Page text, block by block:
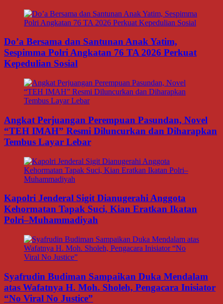
Do’a Bersama dan Santunan Anak Yatim,
Sespimma Polri Angkatan 76 TA 2026 Perkuat
Kepedulian Sosial
Angkat Perjuangan Perempuan Pasundan, Novel
“TEH IMAH” Resmi Diluncurkan dan Diharapkan
Tembus Layar Lebar
Kapolri Jenderal Sigit Dianugerahi Anggota
Kehormatan Tapak Suci, Kian Eratkan Ikatan
Polri–Muhammadiyah
Syafrudin Budiman Sampaikan Duka Mendalam
atas Wafatnya H. Moh. Sholeh, Pengacara Inisiator
“No Viral No Justice”